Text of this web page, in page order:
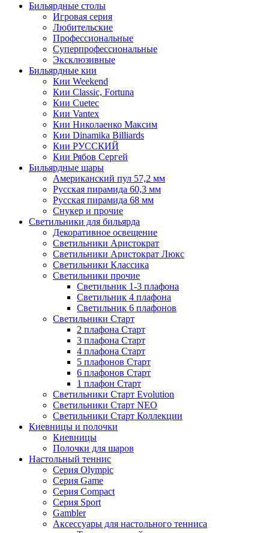
Бильярдные столы
Игровая серия
Любительские
Профессиональные
Суперпрофессиональные
Эксклюзивные
Бильярдные кии
Кии Weekend
Кии Classic, Fortuna
Кии Cuetec
Кии Vantex
Кии Николаенко Максим
Кии Dinamika Billiards
Кии РУССКИЙ
Кии Рябов Сергей
Бильярдные шары
Американский пул 57,2 мм
Русская пирамида 60,3 мм
Русская пирамида 68 мм
Снукер и прочие
Светильники для бильярда
Декоративное освещение
Светильники Аристократ
Светильники Аристократ Люкс
Светильники Классика
Светильники прочие
Светильник 1-3 плафона
Светильник 4 плафона
Светильник 6 плафонов
Светильники Старт
2 плафона Старт
3 плафона Старт
4 плафона Старт
5 плафонов Старт
6 плафонов Старт
1 плафон Старт
Светильники Старт Evolution
Светильники Старт NEO
Светильники Старт Коллекции
Киевницы и полочки
Киевницы
Полочки для шаров
Настольный теннис
Серия Olympic
Серия Game
Серия Compact
Серия Sport
Gambler
Аксессуары для настольного тенниса